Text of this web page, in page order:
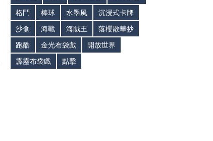
格鬥
棒球 水墨風
沉浸式卡牌
沙盒
海戰 海賊王
落櫻散華抄
跑酷
金光布袋戲
開放世界
霹靂布袋戲
點擊